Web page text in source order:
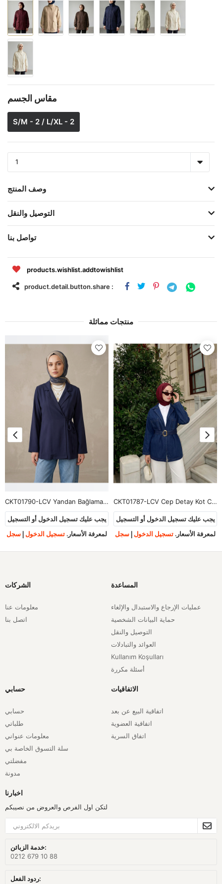
مقاس الجسم
S/M - 2 / L/XL - 2
وصف المنتج
التوصيل والنقل
تواصل بنا
products.wishlist.addtowishlist
product.detail.button.share :
منتجات مماثلة
CKT01790-LCV Yandan Bağlamalı Ceket-Lacivert
يجب عليك تسجيل الدخول أو التسجيل
لمعرفة الأسعار. تسجيل الدخول | سجل
CKT01787-LCV Cep Detay Kot Ceket-Lacivert
يجب عليك تسجيل الدخول أو التسجيل
لمعرفة الأسعار. تسجيل الدخول | سجل
الشركات
معلومات عنا
اتصل بنا
المساعدة
عمليات الإرجاع والاستبدال والإلغاء
حماية البيانات الشخصية
التوصيل والنقل
العوائد والتبادلات
Kullanım Koşulları
أسئلة مكررة
حسابي
حسابي
طلباتي
معلومات عنواني
سلة التسوق الخاصة بي
مفضلتي
مدونة
الاتفاقيات
اتفاقية البيع عن بعد
اتفاقية العضوية
اتفاق السرية
اخبارنا
لتكن اول الفرص والعروض من نصيبكم
خدمة الزبائن:
0212 679 10 88
ردود الفعل: